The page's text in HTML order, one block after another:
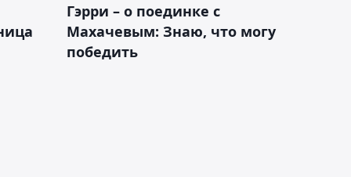
Гэрри – о поединке с
Махачевым: Знаю, что могу
победить